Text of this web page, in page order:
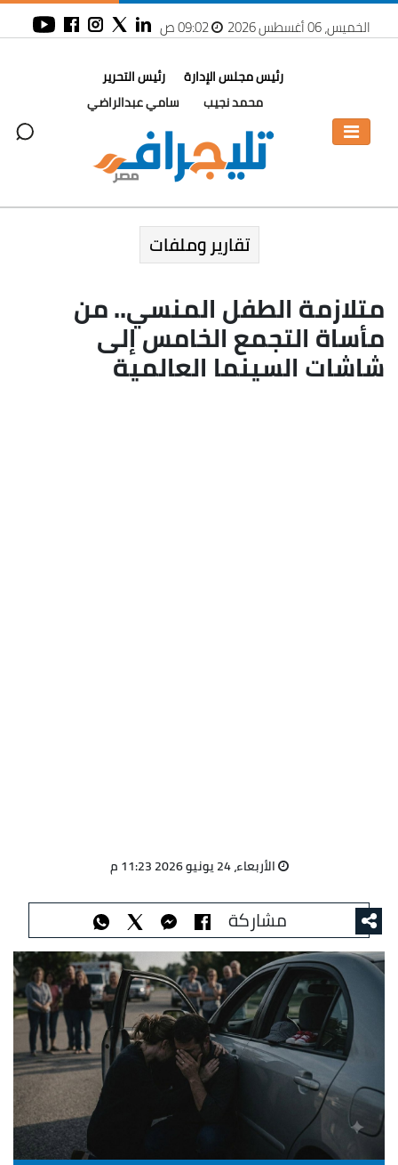
الخميس، 06 أغسطس 2026 09:02 ص
رئيس مجلس الإدارة
محمد نجيب
رئيس التحرير
سامي عبدالراضي
تقارير وملفات
متلازمة الطفل المنسي.. من
مأساة التجمع الخامس إلى
شاشات السينما العالمية
الأربعاء، 24 يونيو 2026 11:23 م
مشاركة